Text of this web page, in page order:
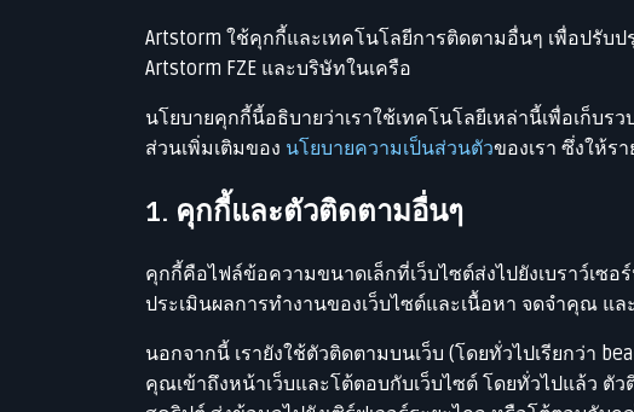
Artstorm ใช้คุกกี้และเทคโนโลยีการติดตามอื่นๆ เพื่อปรับ
Artstorm FZE และบริษัทในเครือ
นโยบายคุกกี้นี้อธิบายว่าเราใช้เทคโนโลยีเหล่านี้เพื่อเก็บ
ส่วนเพิ่มเติมของ นโยบายความเป็นส่วนตัวของเรา ซึ่งให้ร
1. คุกกี้และตัวติดตามอื่นๆ
คุกกี้คือไฟล์ข้อความขนาดเล็กที่เว็บไซต์ส่งไปยังเบราว์เ
ประเมินผลการทำงานของเว็บไซต์และเนื้อหา จดจำคุณ
นอกจากนี้ เรายังใช้ตัวติดตามบนเว็บ (โดยทั่วไปเรียกว่า
คุณเข้าถึงหน้าเว็บและโต้ตอบกับเว็บไซต์ โดยทั่วไปแล้ว ตั